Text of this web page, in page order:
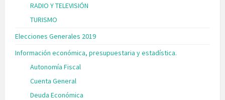
RADIO Y TELEVISIÓN
TURISMO
Elecciones Generales 2019
Información económica, presupuestaria y estadística.
Autonomía Fiscal
Cuenta General
Deuda Económica